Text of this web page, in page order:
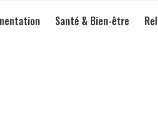
Santé & Bien-être